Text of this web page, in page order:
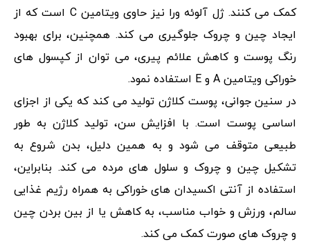
کمک می کنند. ژل آلوئه ورا نیز حاوی ویتامین C است که از
ایجاد چین و چروک جلوگیری می کند. همچنین، برای بهبود
رنگ پوست و کاهش علائم پیری، می توان از کپسول های
خوراکی ویتامین A و E استفاده نمود.
در سنین جوانی، پوست کلاژن تولید می کند که یکی از اجزای
اساسی پوست است. با افزایش سن، تولید کلاژن به طور
طبیعی متوقف می شود و به همین دلیل، بدن شروع به
تشکیل چین و چروک و سلول های مرده می کند. بنابراین،
استفاده از آنتی اکسیدان های خوراکی به همراه رژیم غذایی
سالم، ورزش و خواب مناسب، به کاهش یا از بین بردن چین
و چروک های صورت کمک می کند.